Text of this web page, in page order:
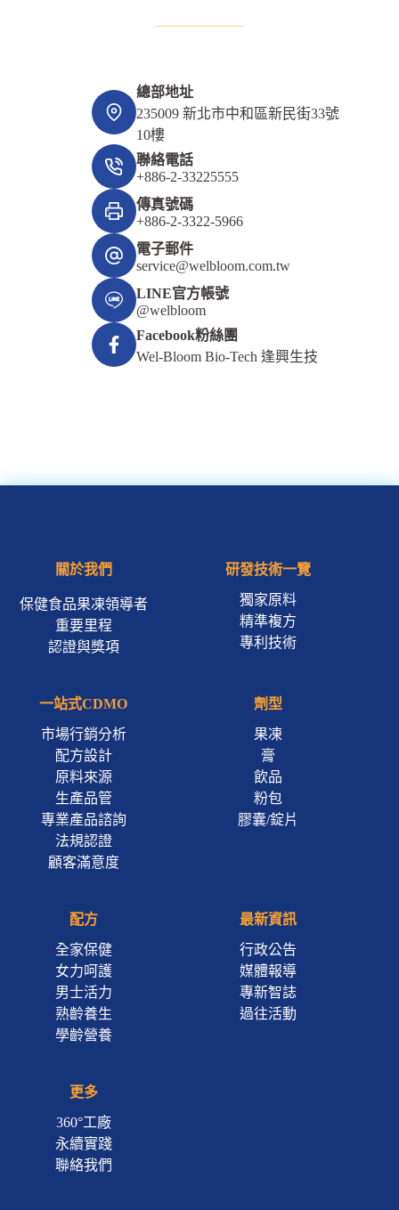
總部地址
235009 新北市中和區新民街33號
10樓
聯絡電話
+886-2-33225555
傳真號碼
+886-2-3322-5966
電子郵件
service@welbloom.com.tw
LINE官方帳號
@welbloom
Facebook粉絲團
Wel-Bloom Bio-Tech 逢興生技
關於我們
保健食品果凍領導者
重要里程
認證與獎項
研發技術一覽
獨家原料
精準複方
專利技術
一站式CDMO
市場行銷分析
配方設計
原料來源
生產品管
專業產品諮詢
法規認證
顧客滿意度
劑型
果凍
膏
飲品
粉包
膠囊/錠片
配方
全家保健
女力呵護
男士活力
熟齡養生
學齡營養
最新資訊
行政公告
媒體報導
專新智誌
過往活動
更多
360°工廠
永續實踐
聯絡我們